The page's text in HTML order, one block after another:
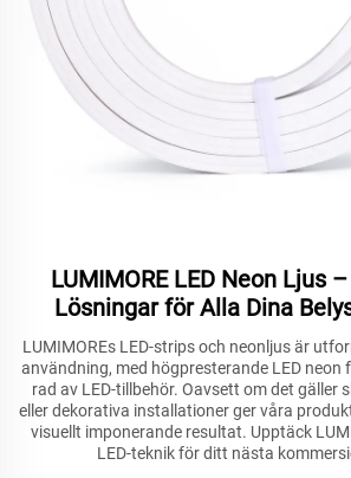
LUMIMORE LED Neon Ljus
Lösningar för Alla Dina
LUMIMOREs LED-strips och neonljus är
användning, med högpresterande LED neon
rad av LED-tillbehör. Oavsett om det gäller
eller dekorativa installationer ger våra
visuellt imponerande resultat. Upptäck
LED-teknik för ditt nästa